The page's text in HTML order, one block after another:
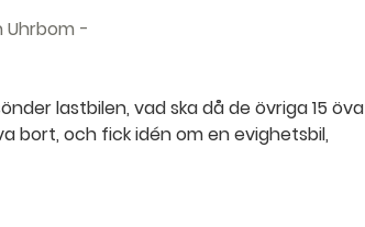
Uhrbom
lastbilen, vad ska då de övriga 15 öva
bort, och fick idén om en evighetsbil,